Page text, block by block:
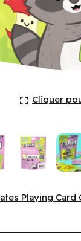
Cliquer
Playing Card